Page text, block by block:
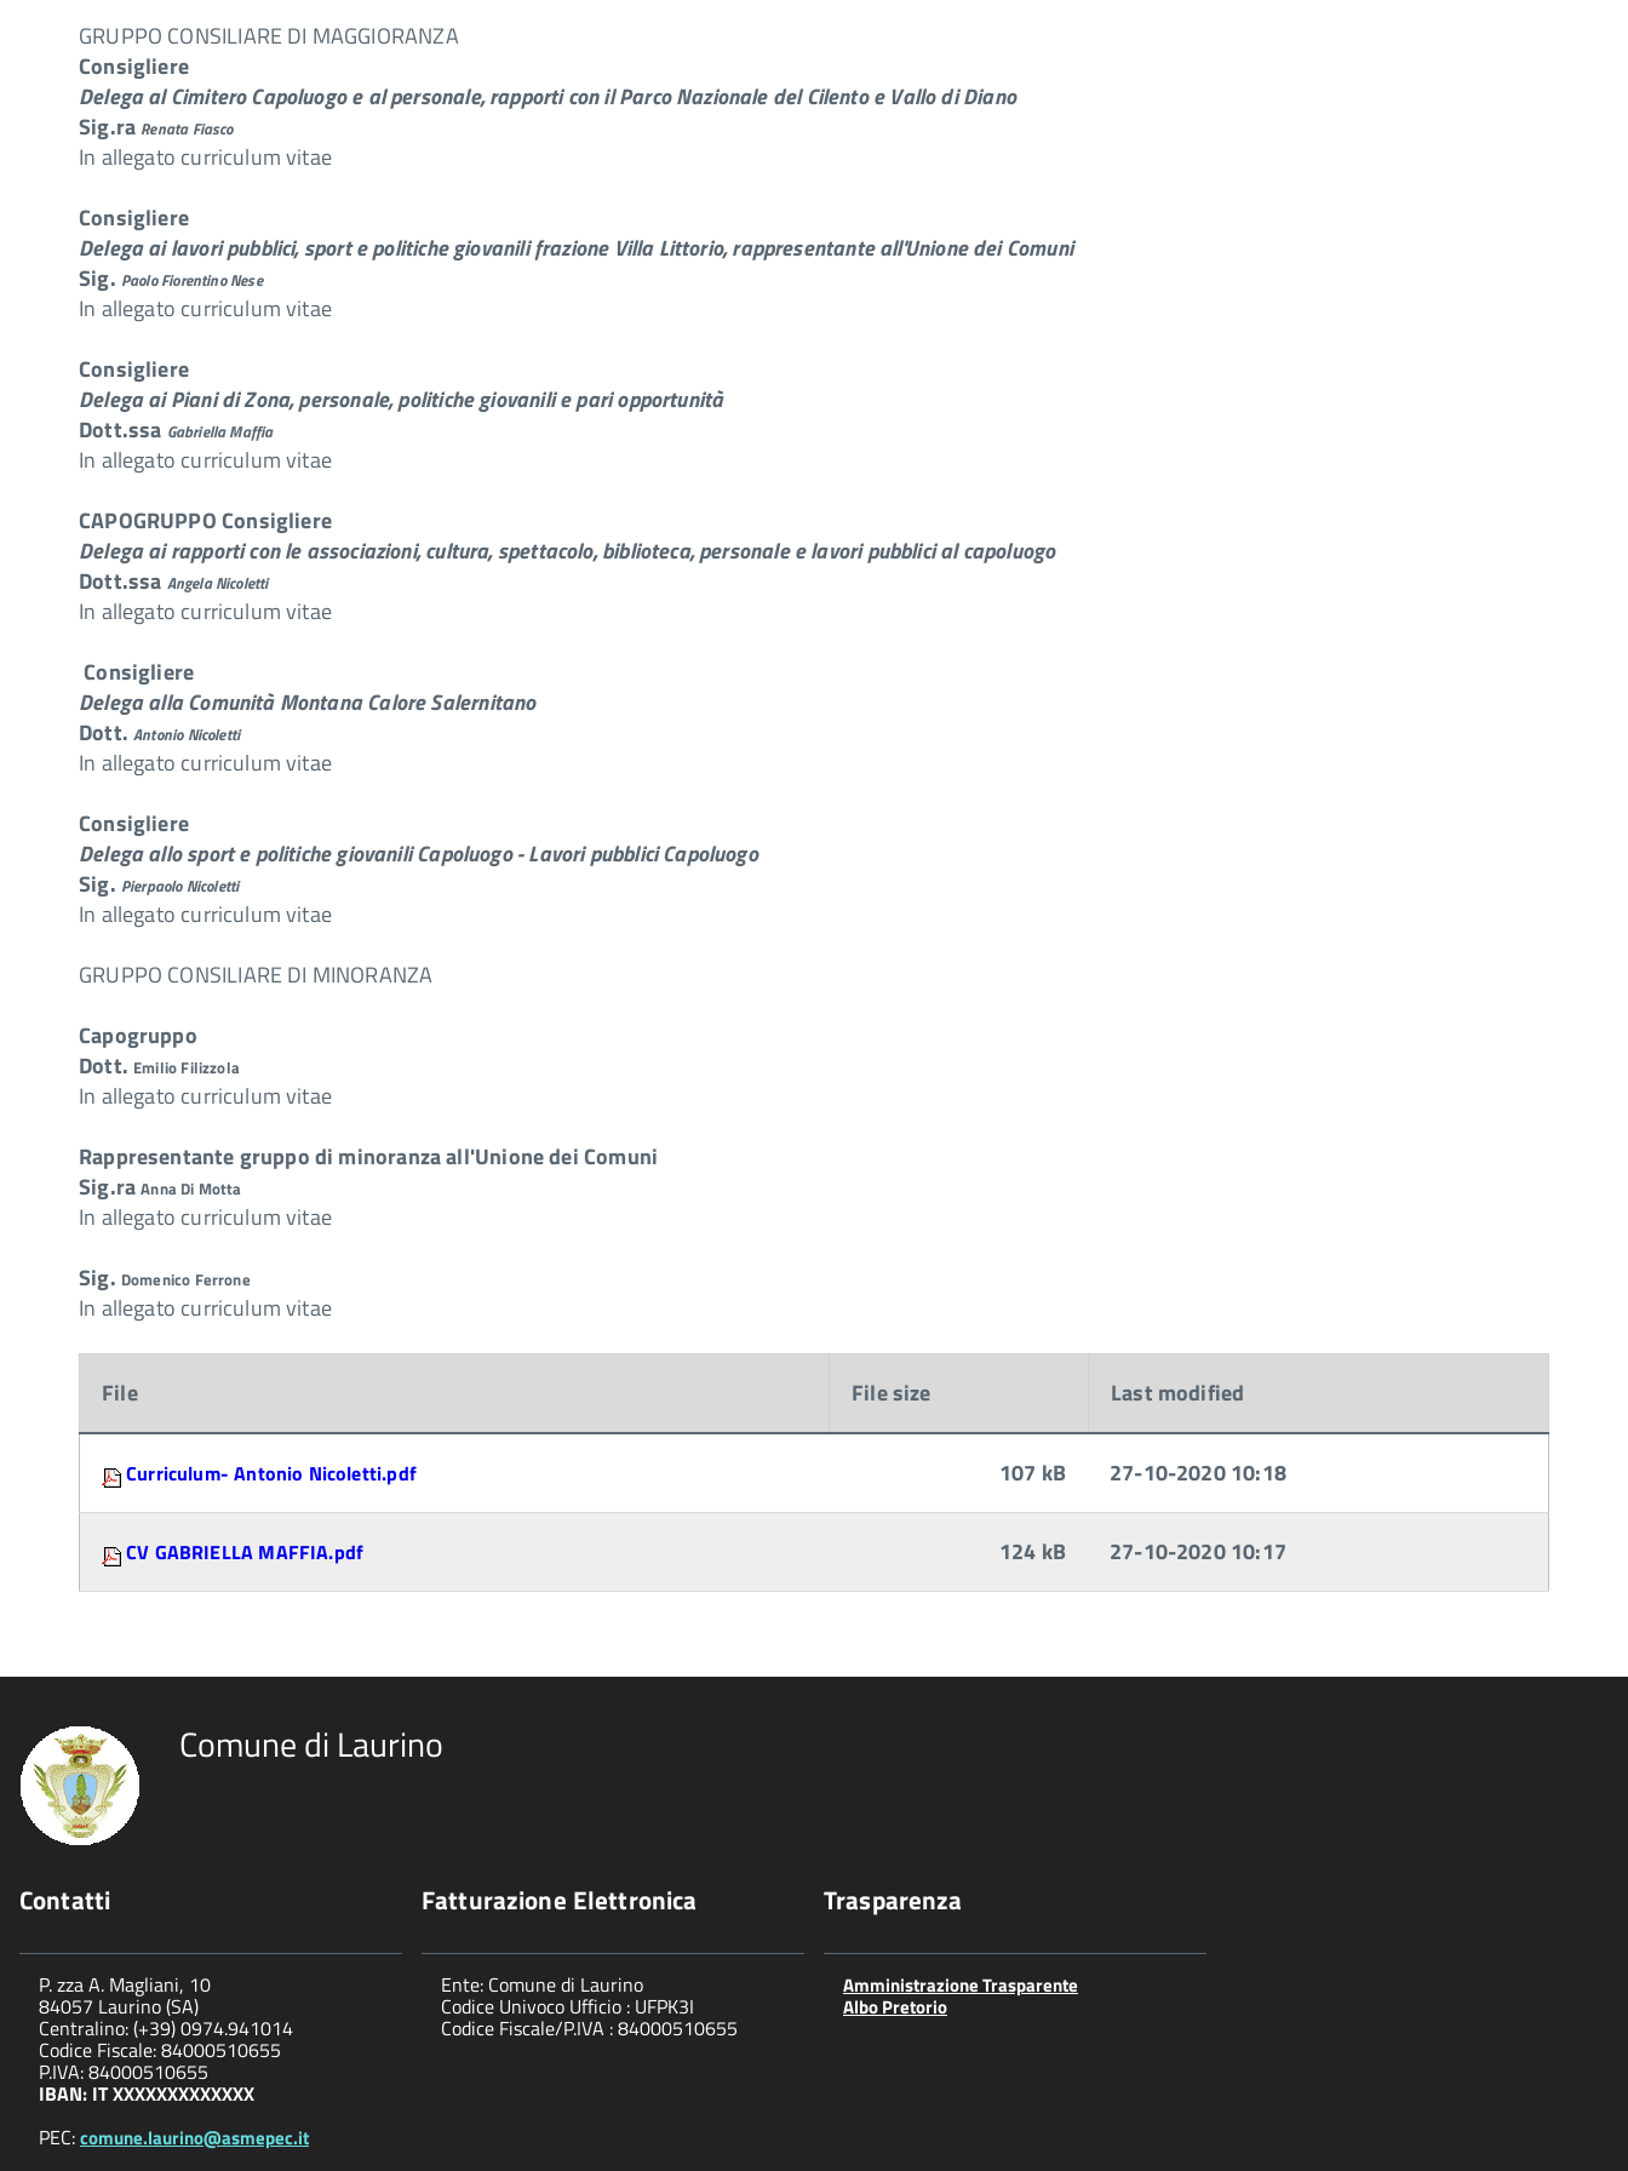
GRUPPO CONSILIARE DI MAGGIORANZA
Consigliere
Delega al Cimitero Capoluogo e al personale, rapporti con il Parco Nazionale del Cilento e Vallo di Diano
Sig.ra Renata Fiasco
In allegato curriculum vitae
Consigliere
Delega ai lavori pubblici, sport e politiche giovanili frazione Villa Littorio, rappresentante all'Unione dei Comuni
Sig. Paolo Fiorentino Nese
In allegato curriculum vitae
Consigliere
Delega ai Piani di Zona, personale, politiche giovanili e pari opportunità
Dott.ssa Gabriella Maffia
In allegato curriculum vitae
CAPOGRUPPO Consigliere
Delega ai rapporti con le associazioni, cultura, spettacolo, biblioteca, personale e lavori pubblici al capoluogo
Dott.ssa Angela Nicoletti
In allegato curriculum vitae
Consigliere
Delega alla Comunità Montana Calore Salernitano
Dott.Antonio Nicoletti
In allegato curriculum vitae
Consigliere
Delega allo sport e politiche giovanili Capoluogo - Lavori pubblici Capoluogo
Sig. Pierpaolo Nicoletti
In allegato curriculum vitae
GRUPPO CONSILIARE DI MINORANZA
Capogruppo
Dott. Emilio Filizzola
In allegato curriculum vitae
Rappresentante gruppo di minoranza all'Unione dei Comuni
Sig.raAnna Di Motta
In allegato curriculum vitae
Sig. Domenico Ferrone
In allegato curriculum vitae
Attachments:
File File size Last modified
Curriculum- Antonio Nicoletti.pdf 107 kB 27-10-2020 10:18
CV GABRIELLA MAFFIA.pdf 124 kB 27-10-2020 10:17
Comune di Laurino
Contatti
P. zza A. Magliani, 10
84057 Laurino (SA)
Centralino: (+39) 0974.941014
Codice Fiscale: 84000510655
P.IVA: 84000510655
IBAN: IT XXXXXXXXXXXXX
PEC:comune.laurino@asmepec.it
Fatturazione Elettronica
Ente: Comune di Laurino
Codice Univoco Ufficio : UFPK3I
Codice Fiscale/P.IVA : 84000510655
Trasparenza
Amministrazione Trasparente
Albo Pretorio